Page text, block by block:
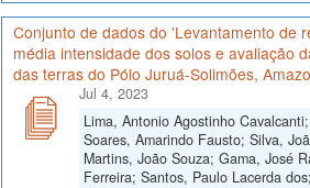
Conjunto de dados do 'Levantamento de
média intensidade dos solos e avaliação
das terras do Pólo Juruá-Solimões,
Jul 4, 2023
Lima, Antonio Agostinho
Soares, Amarindo Fausto; Silva,
Martins, João Souza; Gama, José
Ferreira; Santos, Paulo Lacerda